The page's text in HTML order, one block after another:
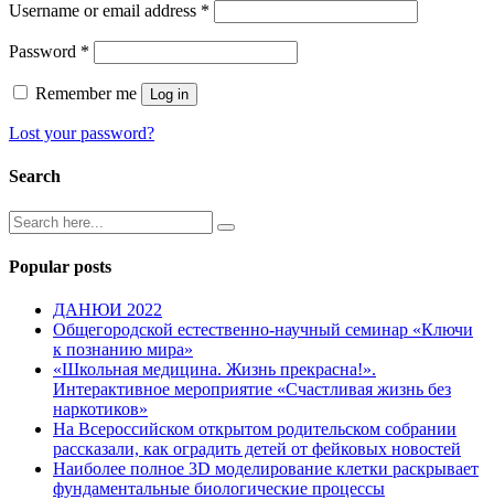
Username or email address *
Password *
Remember me Log in
Lost your password?
Search
Popular posts
ДАНЮИ 2022
Общегородской естественно-научный семинар «Ключи
к познанию мира»
«Школьная медицина. Жизнь прекрасна!».
Интерактивное мероприятие «Счастливая жизнь без
наркотиков»
На Всероссийском открытом родительском собрании
рассказали, как оградить детей от фейковых новостей
Наиболее полное 3D моделирование клетки раскрывает
фундаментальные биологические процессы